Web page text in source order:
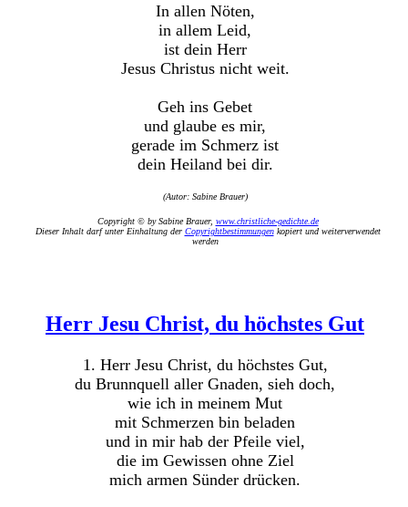
In allen Nöten,
in allem Leid,
ist dein Herr
Jesus Christus nicht weit.
Geh ins Gebet
und glaube es mir,
gerade im Schmerz ist
dein Heiland bei dir.
(Autor: Sabine Brauer)
Copyright © by Sabine Brauer, www.christliche-gedichte.de
Dieser Inhalt darf unter Einhaltung der Copyrightbestimmungenkopiert und weiterverwendet
werden
Herr Jesu Christ, du höchstes Gut
1. Herr Jesu Christ, du höchstes Gut,
du Brunnquell aller Gnaden, sieh doch,
wie ich in meinem Mut
mit Schmerzen bin beladen
und in mir hab der Pfeile viel,
die im Gewissen ohne Ziel
mich armen Sünder drücken.